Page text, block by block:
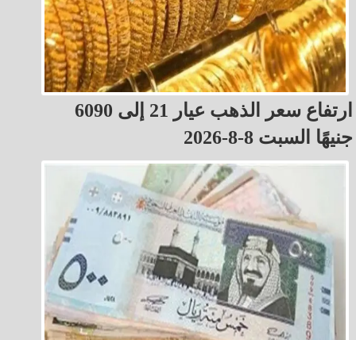
ارتفاع سعر الذهب عيار 21 إلى 6090
جنيهًا السبت 8-8-2026